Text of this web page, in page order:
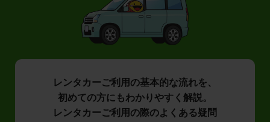
レンタカーご利用の基本的な流れを、
初めての方にもわかりやすく解説。
レンタカーご利用の際のよくある疑問